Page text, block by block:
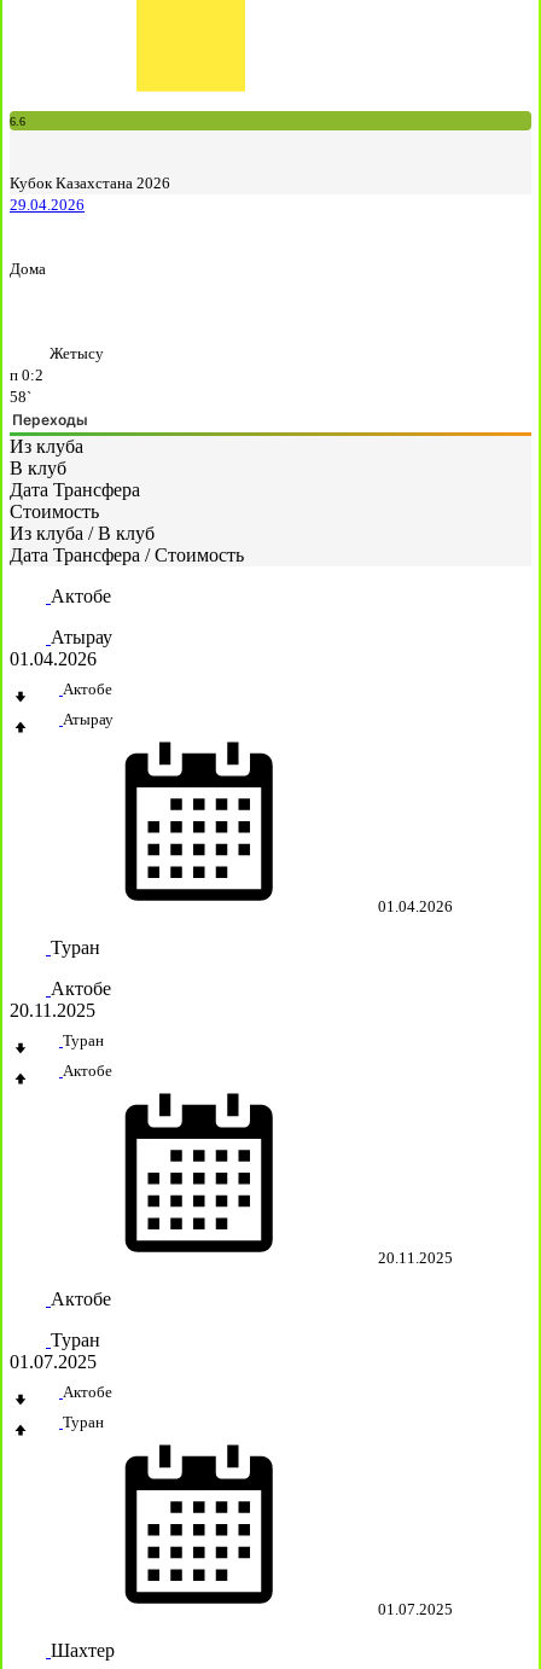
6.6
Кубок Казахстана 2026
29.04.2026
Дома
Жетысу
п 0:2
58`
Переходы
Из клуба
В клуб
Дата Трансфера
Стоимость
Из клуба / В клуб
Дата Трансфера / Стоимость
Актобе
Атырау
01.04.2026
Актобе
Атырау
01.04.2026
Туран
Актобе
20.11.2025
Туран
Актобе
20.11.2025
Актобе
Туран
01.07.2025
Актобе
Туран
01.07.2025
Шахтер